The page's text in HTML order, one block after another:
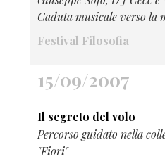
Caduta musicale verso la
Festival Filosofia
15/09/2007
Il segreto del volo
Percorso guidato nella
"Fiori"